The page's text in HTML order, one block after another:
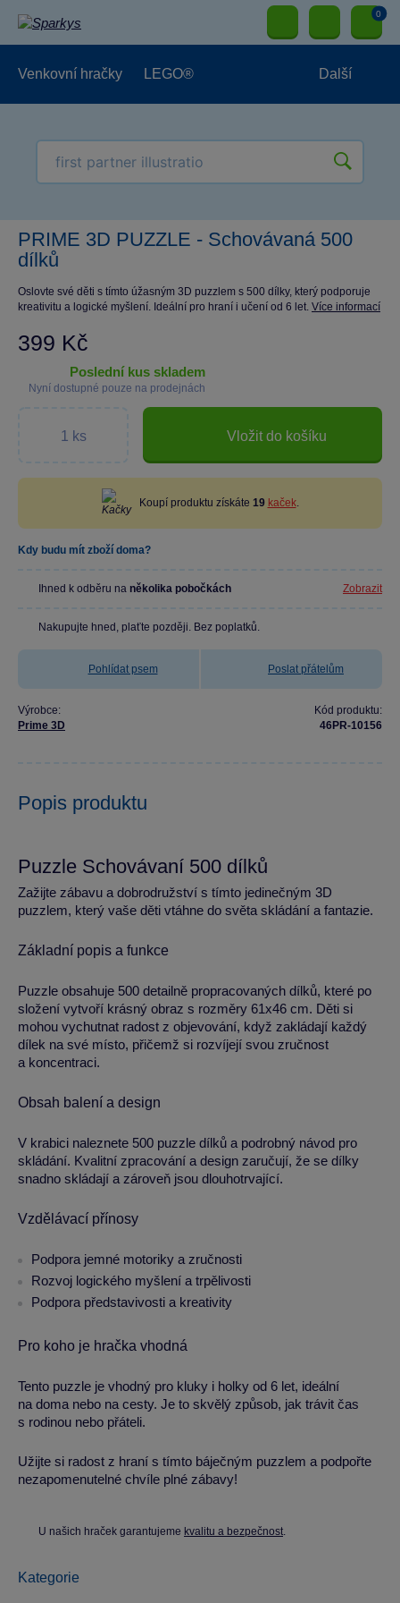
0
Venkovní hračky LEGO® Další
PRIME 3D PUZZLE - Schovávaná 500
dílků
Oslovte své děti s tímto úžasným 3D puzzlem s 500 dílky, který podporuje
kreativitu a logické myšlení. Ideální pro hraní i učení od 6 let. Více informací
399 Kč
poslední kus skladem
Nyní dostupné pouze na prodejnách
Vložit do košíku
Koupí produktu získáte 19 kaček.
Kdy budu mít zboží doma?
Ihned k odběru na několika pobočkách Zobrazit
Nakupujte hned, plaťte později. Bez poplatků.
Pohlídat psem Poslat přátelům
Výrobce:
Prime 3D
Kód produktu:
46PR-10156
Popis produktu
Puzzle Schovávaní 500 dílků
Zažijte zábavu a dobrodružství s tímto jedinečným 3D
puzzlem, který vaše děti vtáhne do světa skládání a fantazie.
Základní popis a funkce
Puzzle obsahuje 500 detailně propracovaných dílků, které po
složení vytvoří krásný obraz s rozměry 61x46 cm. Děti si
mohou vychutnat radost z objevování, když zakládají každý
dílek na své místo, přičemž si rozvíjejí svou zručnost
a koncentraci.
Obsah balení a design
V krabici naleznete 500 puzzle dílků a podrobný návod pro
skládání. Kvalitní zpracování a design zaručují, že se dílky
snadno skládají a zároveň jsou dlouhotrvající.
Vzdělávací přínosy
Podpora jemné motoriky a zručnosti
Rozvoj logického myšlení a trpělivosti
Podpora představivosti a kreativity
Pro koho je hračka vhodná
Tento puzzle je vhodný pro kluky i holky od 6 let, ideální
na doma nebo na cesty. Je to skvělý způsob, jak trávit čas
s rodinou nebo přáteli.
Užijte si radost z hraní s tímto báječným puzzlem a podpořte
nezapomenutelné chvíle plné zábavy!
U našich hraček garantujeme kvalitu a bezpečnost.
Kategorie